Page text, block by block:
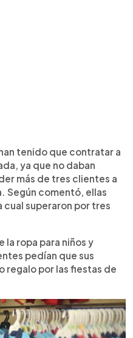
tenido que contratar a
ya que no daban
más de tres clientes a
Según comentó, ellas
cual superaron por tres
ropa para niños y
pedían que sus
regalo por las fiestas de